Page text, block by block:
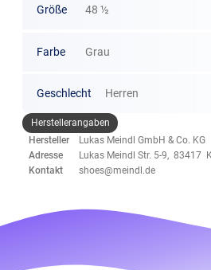
Größe 48 ½
Farbe Grau
Geschlecht Herren
Herstellerangaben
Hersteller
Lukas Meindl GmbH & Co. KG
Adresse
Lukas Meindl Str. 5-9, 83417
Kontakt
shoes@meindl.de